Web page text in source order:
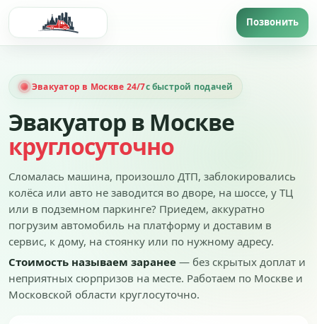
Эвакуатор в Москве 24/7с быстрой подачей
Эвакуатор в Москве
круглосуточно
Сломалась машина, произошло ДТП, заблокировались
колёса или авто не заводится во дворе, на шоссе, у ТЦ
или в подземном паркинге? Приедем, аккуратно
погрузим автомобиль на платформу и доставим в
сервис, к дому, на стоянку или по нужному адресу.
Стоимость называем заранее — без скрытых доплат и
неприятных сюрпризов на месте. Работаем по Москве и
Московской области круглосуточно.